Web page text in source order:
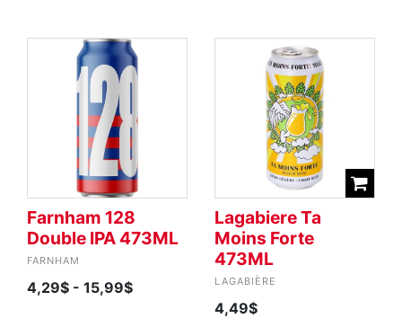
Farnham 128
Double IPA 473ML
FARNHAM
4,29$ - 15,99$
Lagabiere Ta
Moins Forte
473ML
LAGABIÈRE
4,49$